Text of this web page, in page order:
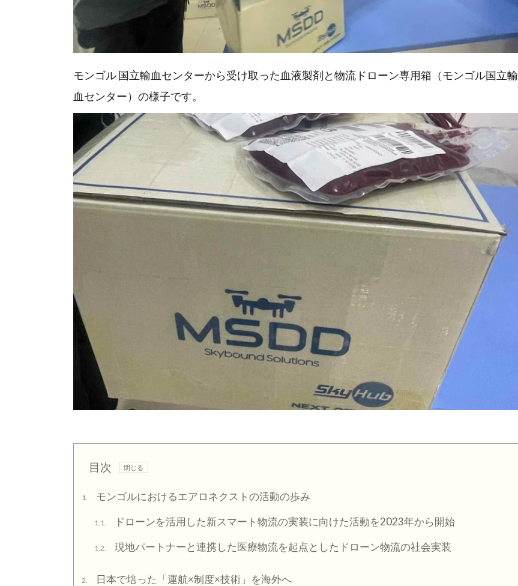
モンゴル 国立輸血センターから受け取った血液製剤と物流ドローン専用箱（モンゴル国立輸
血センター）の様子です。
目次
1. モンゴルにおけるエアロネクストの活動の歩み
1.1. ドローンを活用した新スマート物流の実装に向けた活動を2023年から開始
1.2. 現地パートナーと連携した医療物流を起点としたドローン物流の社会実装
2. 日本で培った「運航×制度×技術」を海外へ